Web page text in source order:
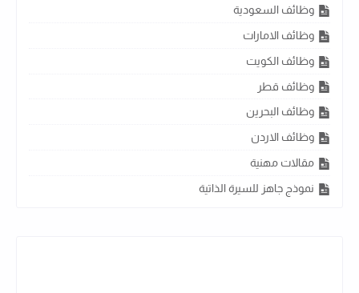
وظائف السعودية
وظائف الامارات
وظائف الكويت
وظائف قطر
وظائف البحرين
وظائف الاردن
مقالات مهنية
نموذج جاهز للسيرة الذاتية